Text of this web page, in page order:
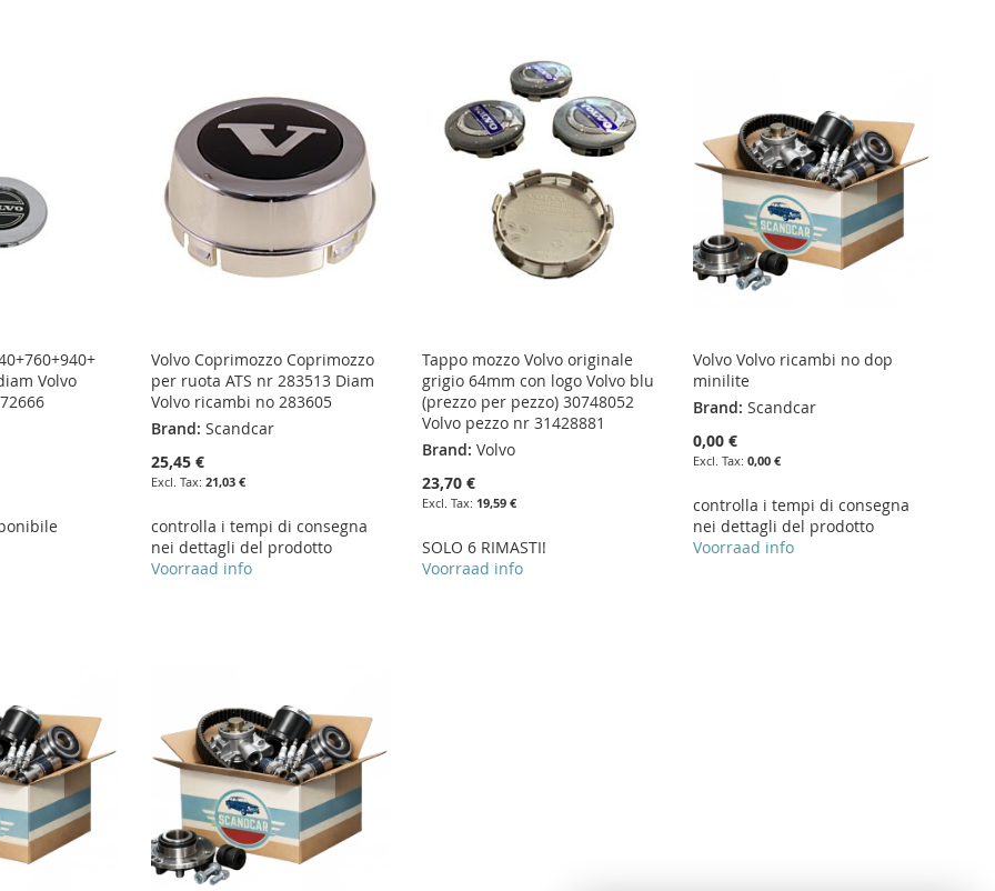
Volvo
Volvo Coprimozzo Coprimozzo
per ruota ATS nr 283513 Diam
Volvo ricambi no 283605
Brand: Scandcar
25,45 €
21,03 €
controlla i tempi di consegna
nei dettagli del prodotto
Voorraad info
Tappo mozzo Volvo originale
grigio 64mm con logo Volvo blu
(prezzo per pezzo) 30748052
Volvo pezzo nr 31428881
Brand: Volvo
23,70 €
19,59 €
SOLO 6 RIMASTI!
Voorraad info
Volvo Volvo ricambi no dop
minilite
Brand: Scandcar
0,00 €
0,00 €
controlla i tempi di consegna
nei dettagli del prodotto
Voorraad info